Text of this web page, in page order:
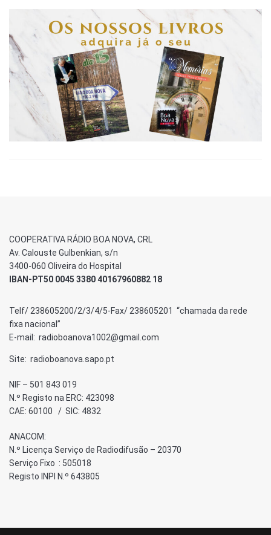
COOPERATIVA RÁDIO BOA NOVA, CRL
Av. Calouste Gulbenkian, s/n
3400-060 Oliveira do Hospital
IBAN-PT50 0045 3380 40167960882 18
Telf/ 238605200/2/3/4/5-Fax/ 238605201 “chamada da rede
fixa nacional”
E-mail: radioboanova1002@gmail.com
Site: radioboanova.sapo.pt
NIF – 501 843 019
N.º Registo na ERC: 423098
CAE: 60100 / SIC: 4832
ANACOM:
N.º Licença Serviço de Radiodifusão – 20370
Serviço Fixo : 505018
Registo INPI N.º 643805